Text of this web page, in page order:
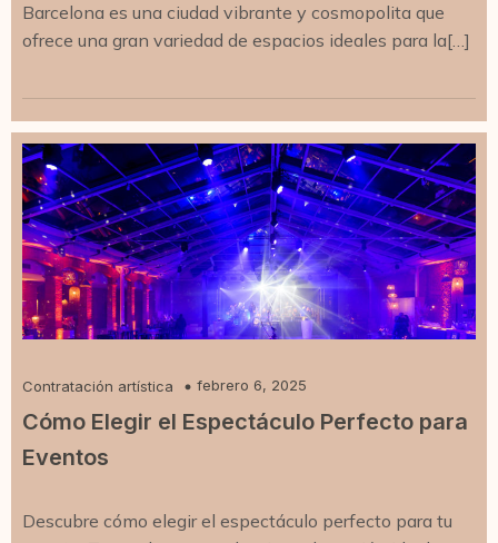
Barcelona es una ciudad vibrante y cosmopolita que
ofrece una gran variedad de espacios ideales para la[…]
Contratación artística febrero 6, 2025
Cómo Elegir el Espectáculo Perfecto para
Eventos
Descubre cómo elegir el espectáculo perfecto para tu